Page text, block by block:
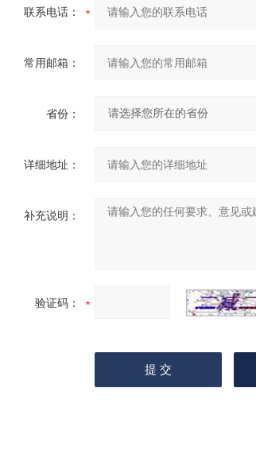
联系电话：
常用邮箱：
省份：
详细地址：
补充说明：
验证码：